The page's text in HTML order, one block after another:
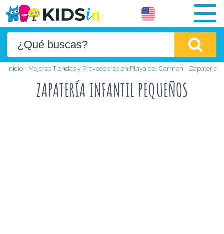
Inicio Mejores Tiendas y Proveedores en Playa del Carmen Zapatería
ZAPATERÍA INFANTIL PEQUEÑOS